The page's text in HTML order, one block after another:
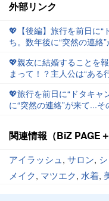
外部リンク
💖【後編】旅行を前日に“
ち。数年後に“突然の連絡
💖親友に結婚することを
まって！？主人公は“ある
💖旅行を前日に“ドタキャ
に“突然の連絡”が来て...
関連情報（BiZ PAGE＋
アイラッシュ, サロン,
メイク, マツエク, 水着,